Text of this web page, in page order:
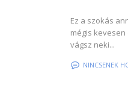
Ez a szokás
mégis kevesen
vágsz neki...
NINCSENEK